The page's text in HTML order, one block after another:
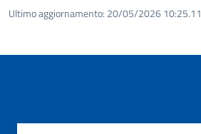
Ultimo aggiornamento: 20/05/2026 10:25.11